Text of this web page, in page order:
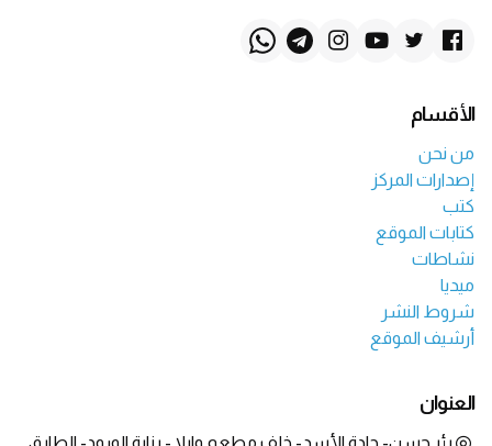
الأقسام
من نحن
إصدارات المركز
كتب
كتابات الموقع
نشاطات
ميديا
شروط النشر
أرشيف الموقع
العنوان